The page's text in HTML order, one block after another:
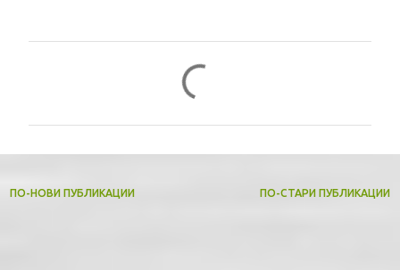
т
ПО-НОВИ ПУБЛИКАЦИИ ПО-СТАРИ ПУБЛИКАЦИИ